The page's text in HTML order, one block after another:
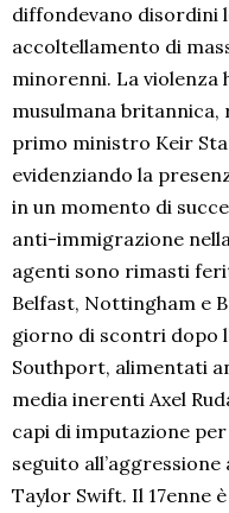
diffondevano disordini
accoltellamento di
minorenni. La violenza
musulmana
primo ministro Keir
evidenziando la
in un momento di
anti-immigrazione
agenti sono rimasti
Belfast, Nottingham e
giorno di scontri dopo
Southport, alimentati
media inerenti Axel
capi di imputazione
seguito
Taylor Swift. Il 17enne